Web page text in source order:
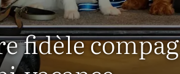
fidèle